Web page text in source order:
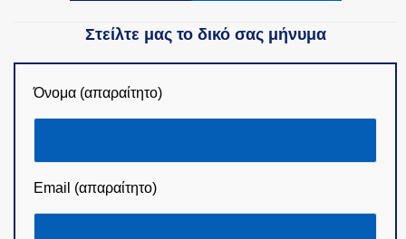
Στείλτε μας το δικό σας μήνυμα
Όνομα (απαραίτητο)
Email (απαραίτητο)